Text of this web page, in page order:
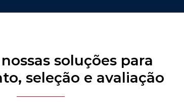
soluções para
seleção e avaliação